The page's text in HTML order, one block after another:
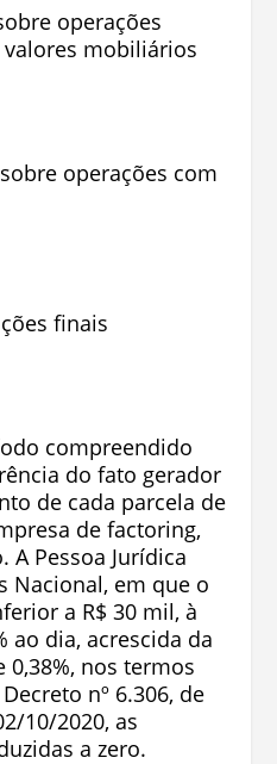
operações
mobiliários
operações com
finais
compreendido
do fato gerador
de cada parcela de
de factoring,
Pessoa Jurídica
Nacional, em que o
a R$ 30 mil, à
ao dia, acrescida da
nos termos
nº 6.306, de
10/2020, as
a zero.